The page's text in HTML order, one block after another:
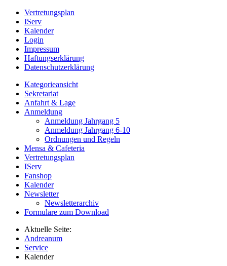
Vertretungsplan
IServ
Kalender
Login
Impressum
Haftungserklärung
Datenschutzerklärung
Kategorieansicht
Sekretariat
Anfahrt & Lage
Anmeldung
Anmeldung Jahrgang 5
Anmeldung Jahrgang 6-10
Ordnungen und Regeln
Mensa & Cafeteria
Vertretungsplan
IServ
Fanshop
Kalender
Newsletter
Newsletterarchiv
Formulare zum Download
Aktuelle Seite:
Andreanum
Service
Kalender